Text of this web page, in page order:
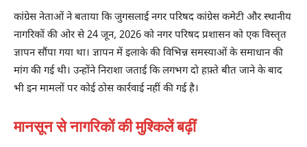
कांग्रेस नेताओं ने बताया कि जुगसलाई नगर परिषद कांग्रेस कमेटी और स्थानीय
नागरिकों की ओर से 24 जून, 2026 को नगर परिषद प्रशासन को एक विस्तृत
ज्ञापन सौंपा गया था। ज्ञापन में इलाके की विभिन्न समस्याओं के समाधान की
मांग की गई थी। उन्होंने निराशा जताई कि लगभग दो हफ़्ते बीत जाने के बाद
भी इन मामलों पर कोई ठोस कार्रवाई नहीं की गई है।
मानसून से नागरिकों की मुश्किलें बढ़ीं